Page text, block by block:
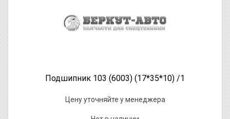
Подшипник 103 (6003) (17*35*10) /1
Цену уточняйте у менеджера